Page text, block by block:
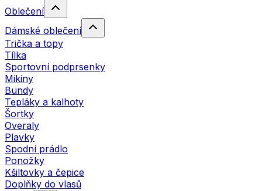
Oblečení
Dámské oblečení
Trička a topy
Tílka
Sportovní podprsenky
Mikiny
Bundy
Tepláky a kalhoty
Šortky
Overaly
Plavky
Spodní prádlo
Ponožky
Kšiltovky a čepice
Doplňky do vlasů